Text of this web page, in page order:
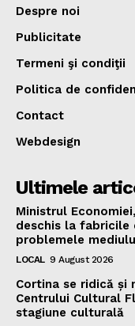
Despre noi
Publicitate
Termeni şi condiţii
Politica de
Contact
Webdesign
Ultimele
Ministrul
deschis la fabricile
problemele
LOCAL 9 August 2026
Cortina se ridică și
Centrului Cultural
stagiune culturală